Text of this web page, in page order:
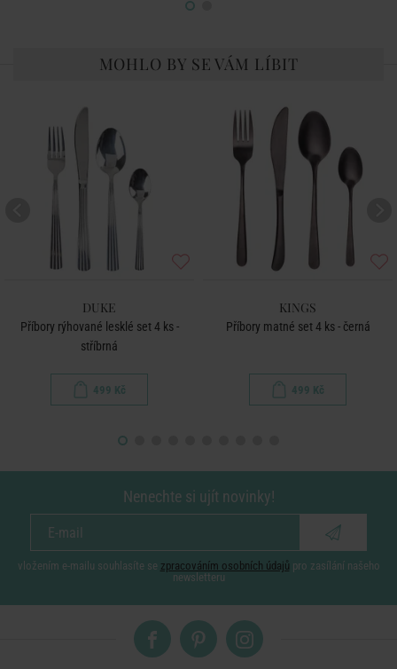
MOHLO BY SE VÁM LÍBIT
DUKE
Příbory rýhované lesklé set 4 ks -
stříbrná
499 Kč
KINGS
Příbory matné set 4 ks - černá
499 Kč
Nenechte si ujít novinky!
vložením e-mailu souhlasíte se zpracováním osobních údajů pro zasílání našeho
newsletteru